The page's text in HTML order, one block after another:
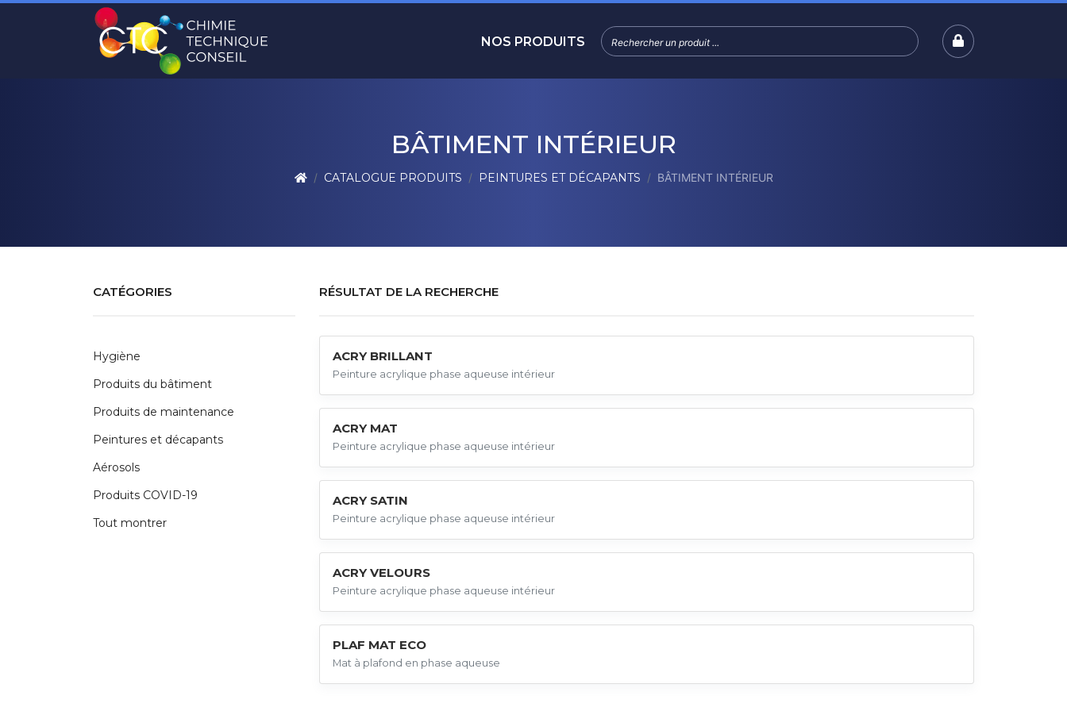
NOS PRODUITS
BÂTIMENT INTÉRIEUR
CATALOGUE PRODUITS PEINTURES ET DÉCAPANTS BÂTIMENT INTÉRIEUR
CATÉGORIES
Hygiène
Produits du bâtiment
Produits de maintenance
Peintures et décapants
Aérosols
Produits COVID-19
Tout montrer
RÉSULTAT DE LA RECHERCHE
ACRY BRILLANT
Peinture acrylique phase aqueuse intérieur
ACRY MAT
Peinture acrylique phase aqueuse intérieur
ACRY SATIN
Peinture acrylique phase aqueuse intérieur
ACRY VELOURS
Peinture acrylique phase aqueuse intérieur
PLAF MAT ECO
Mat à plafond en phase aqueuse